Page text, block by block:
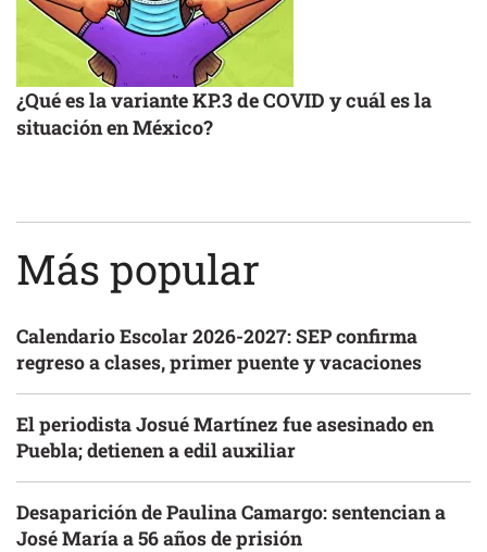
¿Qué es la variante KP.3 de COVID y cuál es la
situación en México?
Más popular
Calendario Escolar 2026-2027: SEP confirma
regreso a clases, primer puente y vacaciones
El periodista Josué Martínez fue asesinado en
Puebla; detienen a edil auxiliar
Desaparición de Paulina Camargo: sentencian a
José María a 56 años de prisión